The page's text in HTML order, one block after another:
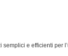
e efficienti per